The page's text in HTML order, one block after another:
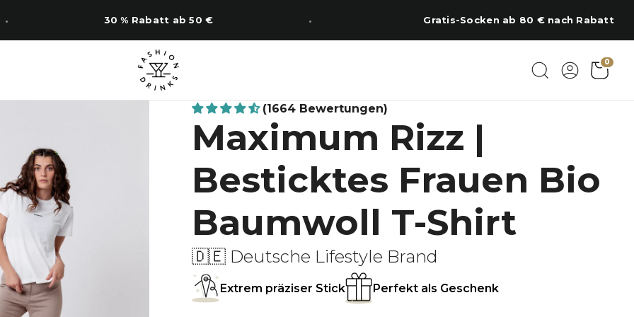
14 Tage Rückgabe Regional am Chiemsee bestickt
0
(1664 Bewertungen)
Maximum Rizz |
Besticktes Frauen Bio
Baumwoll T-Shirt
🇩🇪 Deutsche Lifestyle Brand
Extrem präziser Stick Perfekt als Geschenk